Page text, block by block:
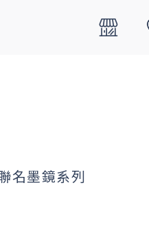
墨鏡系列